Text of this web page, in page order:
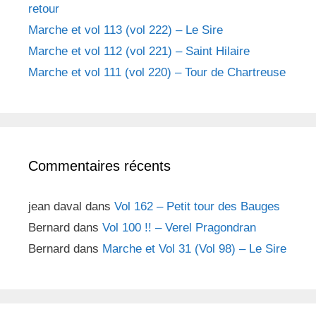
retour
Marche et vol 113 (vol 222) – Le Sire
Marche et vol 112 (vol 221) – Saint Hilaire
Marche et vol 111 (vol 220) – Tour de Chartreuse
Commentaires récents
jean daval dans Vol 162 – Petit tour des Bauges
Bernard dans Vol 100 !! – Verel Pragondran
Bernard dans Marche et Vol 31 (Vol 98) – Le Sire